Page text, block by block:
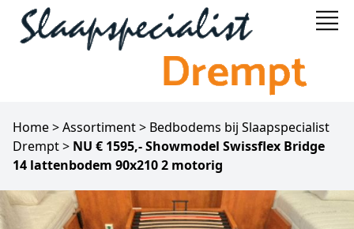
Home>Assortiment> Bedbodems bij Slaapspecialist
Drempt> NU € 1595,- Showmodel Swissflex Bridge
14 lattenbodem 90x210 2 motorig